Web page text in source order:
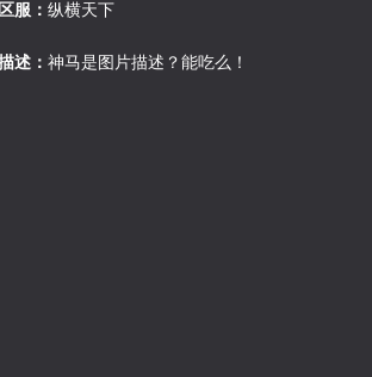
服： 纵横天下
述： 神马是图片描述？能吃么！